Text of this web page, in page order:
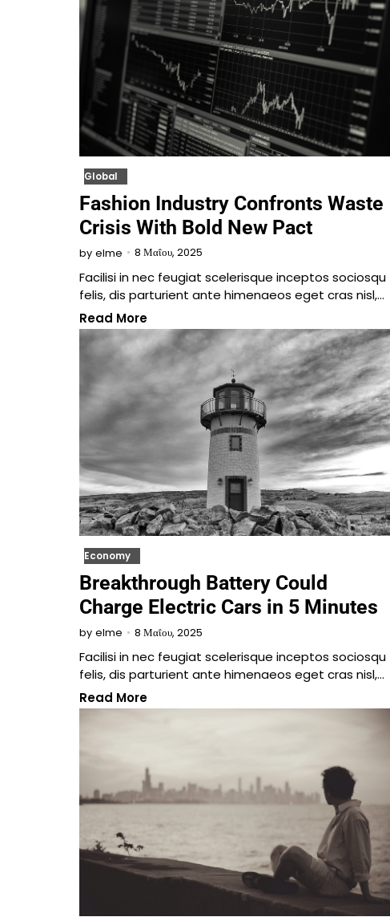
Global
Fashion Industry Confronts Waste
Crisis With Bold New Pact
by elme 8 Μαΐου, 2025
Facilisi in nec feugiat scelerisque inceptos sociosqu
felis, dis parturient ante himenaeos eget cras nisl,…
Read More
Economy
Breakthrough Battery Could
Charge Electric Cars in 5 Minutes
by elme 8 Μαΐου, 2025
Facilisi in nec feugiat scelerisque inceptos sociosqu
felis, dis parturient ante himenaeos eget cras nisl,…
Read More